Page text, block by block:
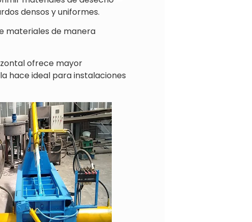
densos y uniformes.
materiales de manera
ofrece mayor
hace ideal para instalaciones